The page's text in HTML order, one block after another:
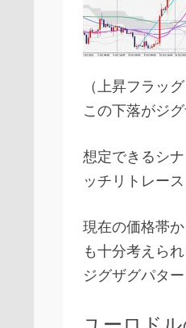
（上昇フラッ
この下落がジ
想定できるシ
ッチリトレー
現在の価格帯
も十分考えら
ジグザグパタ